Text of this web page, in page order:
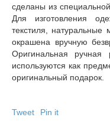
сделаны из
Для изготовления
текстиля, натуральные
окрашена вручную
Оригинальная ручная
используются как
оригинальный подарок.
Tweet Pin it